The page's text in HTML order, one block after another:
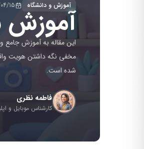
آموزش و دانشگاه 15آموزش
این مقاله به آموزش جامع
مخفی نگه داشتن هویت
شده است.
فاطمه نظری
کارشناس موبایل و